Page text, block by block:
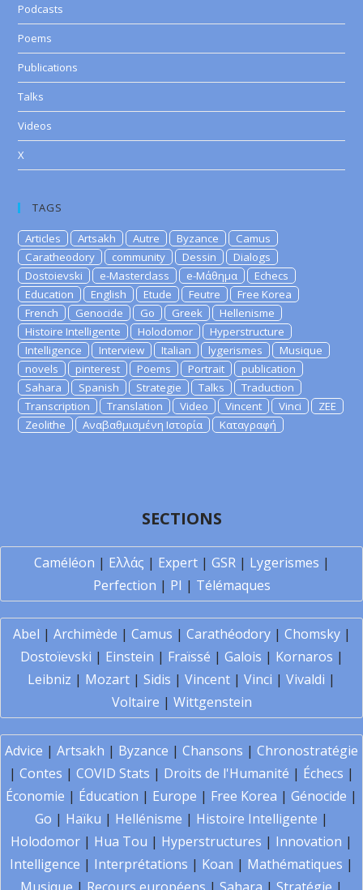
Podcasts
Poems
Publications
Talks
Videos
X
TAGS
Articles Artsakh Autre Byzance
Camus
Caratheodory
community Dessin
Dialogs
Dostoievski
e-Masterclass e-Μάθημα
Echecs
Education
English Etude Feutre
Free Korea
French
Genocide Go Greek
Hellenisme
Histoire Intelligente
Holodomor
Hyperstructure
Intelligence
Interview Italian lygerismes
Musique
novels
pinterest Poems Portrait
publication
Sahara
Spanish Strategie Talks
Traduction
Transcription
Translation Video Vincent Vinci
ZEE
Zeolithe
Αναβαθμισμένη Ιστορία Καταγραφή
SECTIONS
Caméléon | Ελλάς | Expert| GSR| Lygerismes |
Perfection | PI | Télémaques
Abel | Archimède | Camus | Carathéodory| Chomsky|
Dostoïevski | Einstein | Fraïssé | Galois | Kornaros |
Leibniz | Mozart | Sidis | Vincent | Vinci | Vivaldi |
Voltaire | Wittgenstein
Advice | Artsakh | Byzance | Chansons | Chronostratégie
| Contes | COVID Stats | Droits de l'Humanité | Échecs |
Économie | Éducation | Europe | Free Korea | Génocide |
Go | Haïku | Hellénisme | Histoire Intelligente |
Holodomor | Hua Tou | Hyperstructures | Innovation |
Intelligence | Interprétations | Koan | Mathématiques |